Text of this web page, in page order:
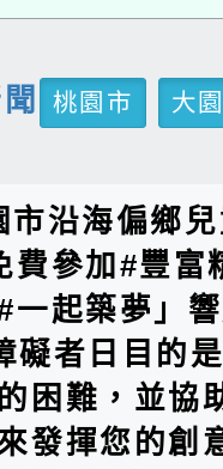
桃園市
大
市沿海偏鄉
費參加#豐富
一起築夢」
礙者日目的
困難，並協
發揮您的創